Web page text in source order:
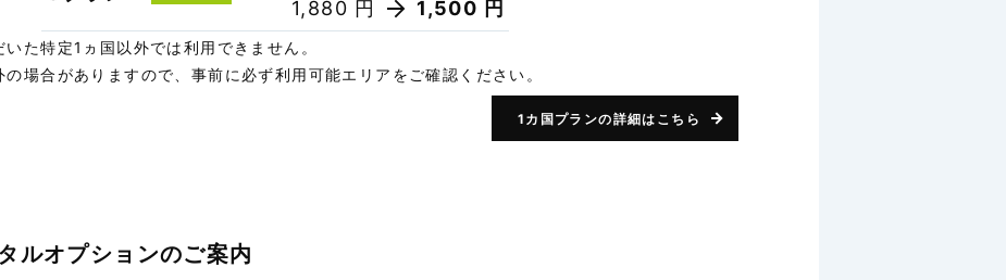
1,880 円 1,500 円
た特定1ヵ国以外では利用できません。
場合がありますので、事前に必ず利用可能エリアをご確認ください。
1カ国プランの詳細はこちら
ルオプションのご案内